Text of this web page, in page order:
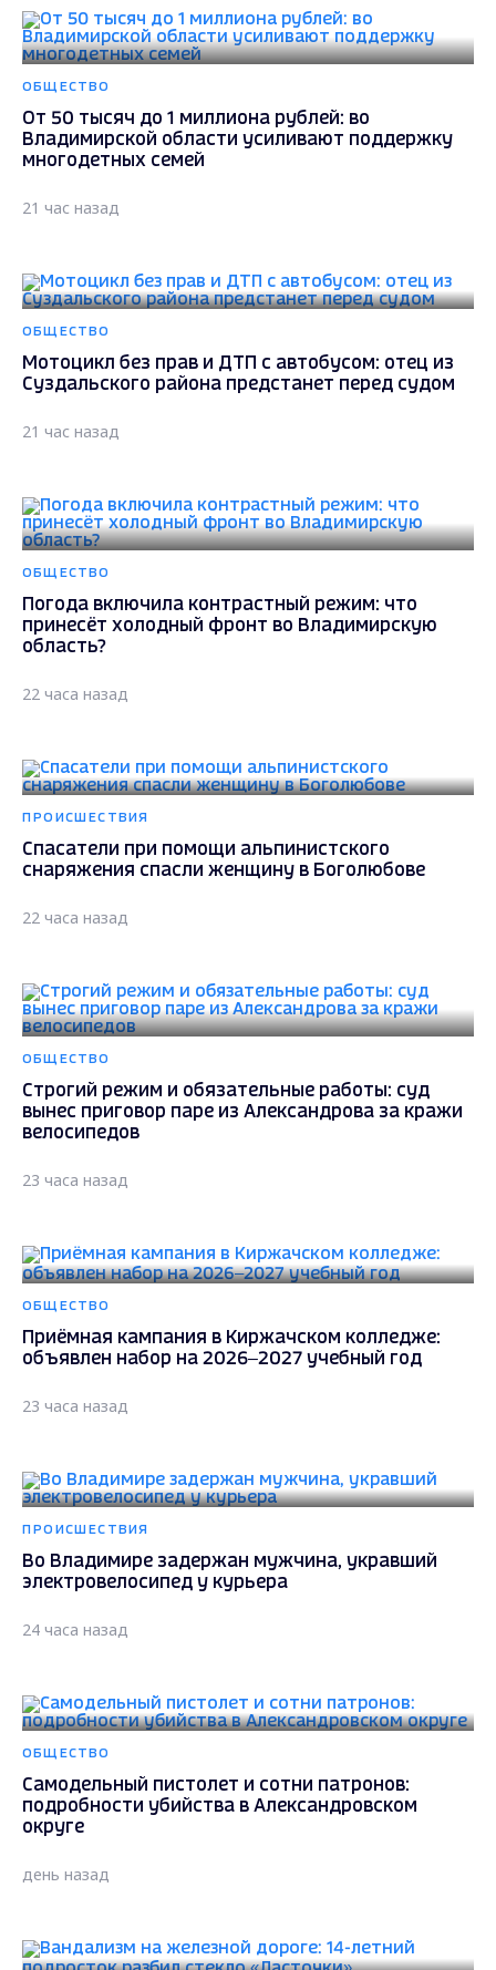
ОБЩЕСТВО
От 50 тысяч до 1 миллиона рублей: во
Владимирской области усиливают поддержку
многодетных семей
21 час назад
ОБЩЕСТВО
Мотоцикл без прав и ДТП с автобусом: отец из
Суздальского района предстанет перед судом
21 час назад
ОБЩЕСТВО
Погода включила контрастный режим: что
принесёт холодный фронт во Владимирскую
область?
22 часа назад
ПРОИСШЕСТВИЯ
Спасатели при помощи альпинистского
снаряжения спасли женщину в Боголюбове
22 часа назад
ОБЩЕСТВО
Строгий режим и обязательные работы: суд
вынес приговор паре из Александрова за кражи
велосипедов
23 часа назад
ОБЩЕСТВО
Приёмная кампания в Киржачском колледже:
объявлен набор на 2026–2027 учебный год
23 часа назад
ПРОИСШЕСТВИЯ
Во Владимире задержан мужчина, укравший
электровелосипед у курьера
24 часа назад
ОБЩЕСТВО
Самодельный пистолет и сотни патронов:
подробности убийства в Александровском
округе
день назад